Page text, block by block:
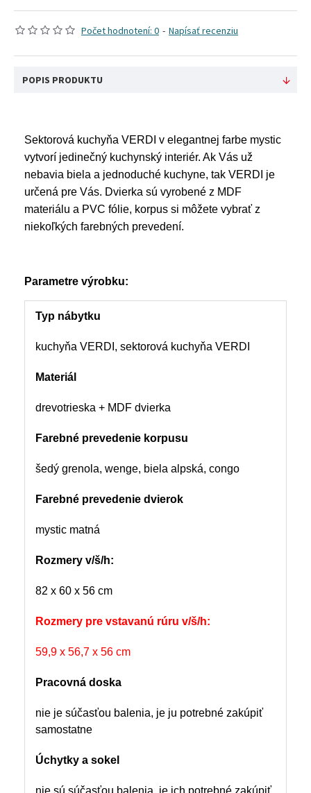
Počet hodnotení: 0 - Napísať recenziu
POPIS PRODUKTU
Sektorová kuchyňa VERDI v elegantnej farbe mystic
vytvorí jedinečný kuchynský interiér. Ak Vás už
nebavia biela a jednoduché kuchyne, tak VERDI je
určená pre Vás. Dvierka sú vyrobené z MDF
materiálu a PVC fólie, korpus si môžete vybrať z
niekoľkých farebných prevedení.
Parametre výrobku:
Typ nábytku
kuchyňa VERDI, sektorová kuchyňa VERDI
Materiál
drevotrieska + MDF dvierka
Farebné prevedenie korpusu
šedý grenola, wenge, biela alpská, congo
Farebné prevedenie dvierok
mystic matná
Rozmery v/š/h:
82 x 60 x 56 cm
Rozmery pre vstavanú rúru v/š/h:
59,9 x 56,7 x 56 cm
Pracovná doska
nie je súčasťou balenia, je ju potrebné zakúpiť
samostatne
Úchytky a sokel